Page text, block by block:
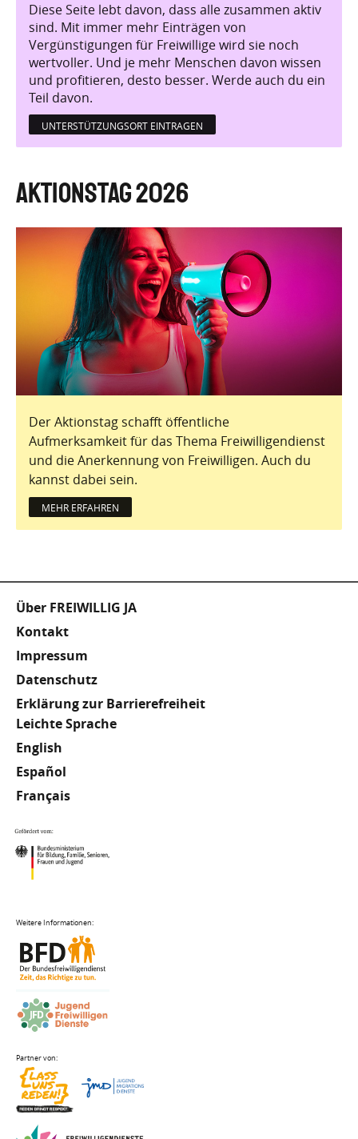
Diese Seite lebt davon, dass alle zusammen aktiv
sind. Mit immer mehr Einträgen von
Vergünstigungen für Freiwillige wird sie noch
wertvoller. Und je mehr Menschen davon wissen
und profitieren, desto besser. Werde auch du ein
Teil davon.
UNTERSTÜTZUNGSORT EINTRAGEN
Aktionstag 2026
Der Aktionstag schafft öffentliche
Aufmerksamkeit für das Thema Freiwilligendienst
und die Anerkennung von Freiwilligen. Auch du
kannst dabei sein.
MEHR ERFAHREN
Fußzeile
Über FREIWILLIG JA
Kontakt
Impressum
Datenschutz
Erklärung zur Barrierefreiheit
Meta
Footer
Leichte Sprache
English
Español
Français